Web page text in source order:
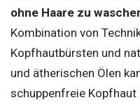
ohne Haare zu
Kombination von
Kopfhautbürsten und
und ätherischen Ölen
schuppenfreie Kopfhaut